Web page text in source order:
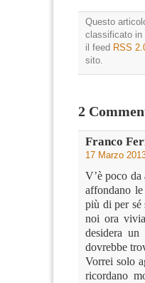
Questo
classificato in
il feed RSS
sito.
2
Franco
17 Marzo
V’è poco
affondano
più di per sé
noi ora
desidera
dovrebbe
Vorrei solo
ricordano